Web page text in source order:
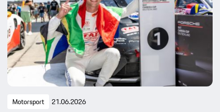
Motorsport 21.06.2026